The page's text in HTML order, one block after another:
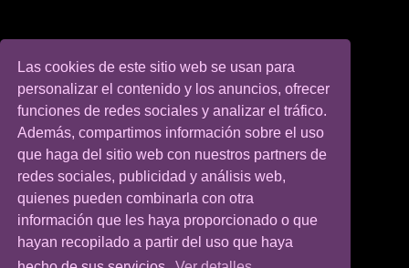
Las cookies de este sitio web se usan para
personalizar el contenido y los anuncios, ofrecer
funciones de redes sociales y analizar el tráfico.
Además, compartimos información sobre el uso
que haga del sitio web con nuestros partners de
redes sociales, publicidad y análisis web,
quienes pueden combinarla con otra
información que les haya proporcionado o que
hayan recopilado a partir del uso que haya